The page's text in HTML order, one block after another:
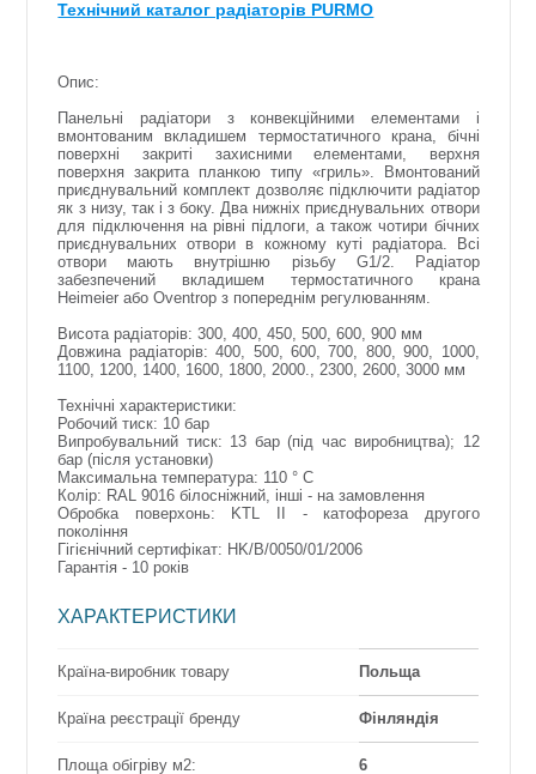
Технічний каталог радіаторів PURMO
Опис:
Панельні радіатори з конвекційними елементами і
вмонтованим вкладишем термостатичного крана, бічні
поверхні закриті захисними елементами, верхня
поверхня закрита планкою типу «гриль». Вмонтований
приєднувальний комплект дозволяє підключити радіатор
як з низу, так і з боку. Два нижніх приєднувальних отвори
для підключення на рівні підлоги, а також чотири бічних
приєднувальних отвори в кожному куті радіатора. Всі
отвори мають внутрішню різьбу G1/2. Радіатор
забезпечений вкладишем термостатичного крана
Heimeier або Oventrop з попереднім регулюванням.
Висота радіаторів: 300, 400, 450, 500, 600, 900 мм
Довжина радіаторів: 400, 500, 600, 700, 800, 900, 1000,
1100, 1200, 1400, 1600, 1800, 2000., 2300, 2600, 3000 мм
Технічні характеристики:
Робочий тиск: 10 бар
Випробувальний тиск: 13 бар (під час виробництва); 12
бар (після установки)
Максимальна температура: 110 ° C
Колір: RAL 9016 білосніжний, інші - на замовлення
Обробка поверхонь: KTL II - катофореза другого
покоління
Гігієнічний сертифікат: HK/B/0050/01/2006
Гарантія - 10 років
ХАРАКТЕРИСТИКИ
Країна-виробник товару Польща
Країна реєстрації бренду Фінляндія
Площа обігріву м2: 6